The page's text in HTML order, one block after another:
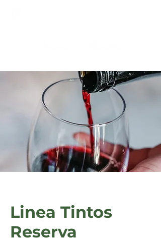
Linea Tintos
Reserva